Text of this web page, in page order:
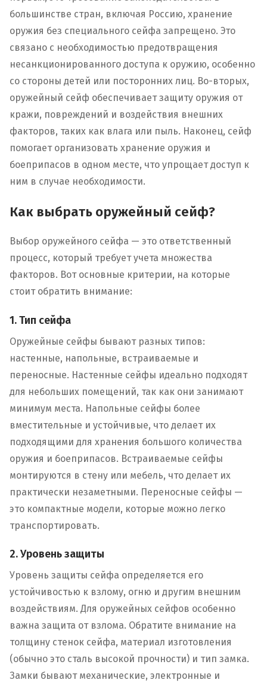
большинстве стран, включая Россию, хранение
оружия без специального сейфа запрещено. Это
связано с необходимостью предотвращения
несанкционированного доступа к оружию, особенно
со стороны детей или посторонних лиц. Во-вторых,
оружейный сейф обеспечивает защиту оружия от
кражи, повреждений и воздействия внешних
факторов, таких как влага или пыль. Наконец, сейф
помогает организовать хранение оружия и
боеприпасов в одном месте, что упрощает доступ к
ним в случае необходимости.
Как выбрать оружейный сейф?
Выбор оружейного сейфа — это ответственный
процесс, который требует учета множества
факторов. Вот основные критерии, на которые
стоит обратить внимание:
1. Тип сейфа
Оружейные сейфы бывают разных типов:
настенные, напольные, встраиваемые и
переносные. Настенные сейфы идеально подходят
для небольших помещений, так как они занимают
минимум места. Напольные сейфы более
вместительные и устойчивые, что делает их
подходящими для хранения большого количества
оружия и боеприпасов. Встраиваемые сейфы
монтируются в стену или мебель, что делает их
практически незаметными. Переносные сейфы —
это компактные модели, которые можно легко
транспортировать.
2. Уровень защиты
Уровень защиты сейфа определяется его
устойчивостью к взлому, огню и другим внешним
воздействиям. Для оружейных сейфов особенно
важна защита от взлома. Обратите внимание на
толщину стенок сейфа, материал изготовления
(обычно это сталь высокой прочности) и тип замка.
Замки бывают механические, электронные и